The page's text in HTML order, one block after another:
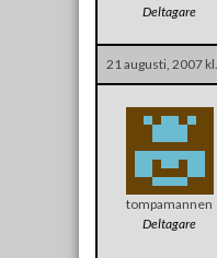
Deltagare
21 augusti, 2007
tompamannen
Deltagare